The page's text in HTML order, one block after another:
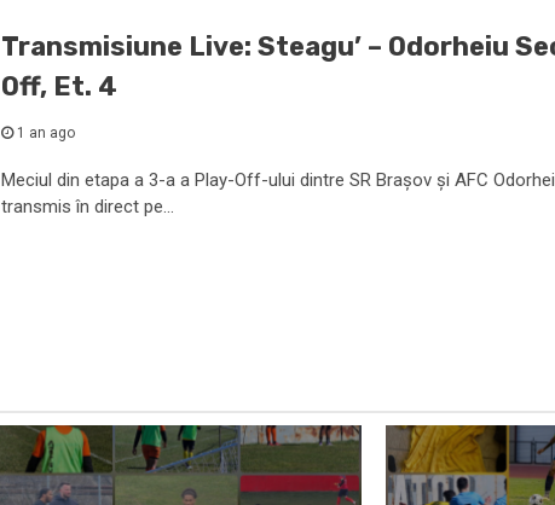
Transmisiune Live: Steagu’ – Odorheiu
Off, Et. 4
1 an ago
Meciul din etapa a 3-a a Play-Off-ului dintre SR Brașov și AFC
transmis în direct pe...